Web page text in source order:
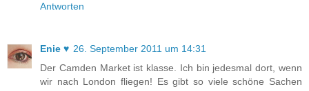
Antworten
Enie ♥ 26. September 2011 um 14:31
Der Camden Market ist klasse. Ich bin jedesmal dort, wenn
wir nach London fliegen! Es gibt so viele schöne Sachen